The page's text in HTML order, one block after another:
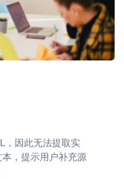
，因此无法提取实
，提示用户补充源